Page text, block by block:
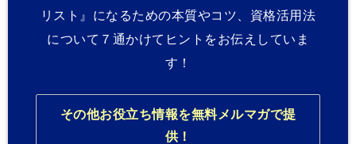
リスト』になるための本質やコツ、資格活用法
について７通かけてヒントをお伝えしていま
す！
その他お役立ち情報を無料メルマガで提
供！